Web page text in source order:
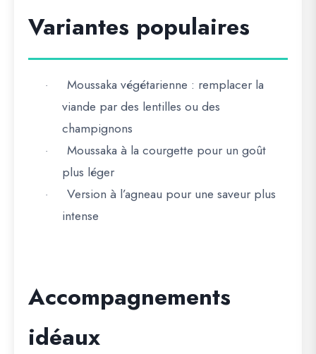
Variantes populaires
· Moussaka végétarienne : remplacer la
viande par des lentilles ou des
champignons
· Moussaka à la courgette pour un goût
plus léger
· Version à l’agneau pour une saveur plus
intense
Accompagnements
idéaux